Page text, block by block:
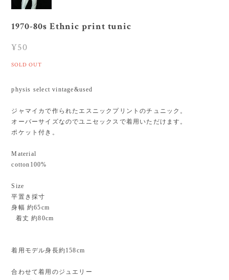
1970-80s Ethnic print tunic
¥50
SOLD OUT
physis select vintage&used
ジャマイカで作られたエスニックプリントのチュニック。
オーバーサイズなのでユニセックスで着用いただけます。
ポケット付き。
Material
cotton100%
Size
平置き採寸
身幅 約65cm
着丈 約80cm
着用モデル身長約158cm
合わせて着用のジュエリー